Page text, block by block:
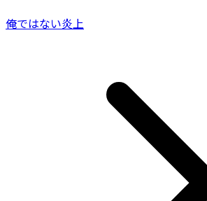
俺ではない炎上